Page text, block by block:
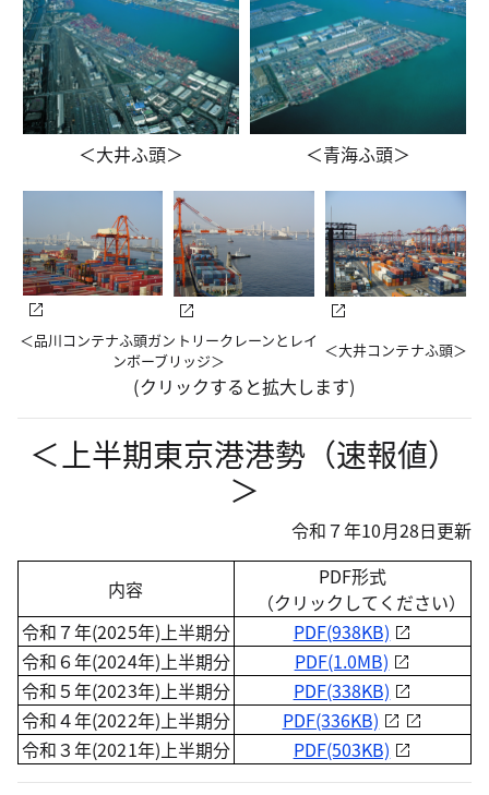
＜大井ふ頭＞ ＜青海ふ頭＞
＜品川コンテナふ頭ガントリークレーンとレイ
ンボーブリッジ＞
＜大井コンテナふ頭＞
(クリックすると拡大します)
＜上半期東京港港勢（速報値）
＞
令和７年10月28日更新
内容
PDF形式
（クリックしてください）
令和７年(2025年)上半期分
PDF(938KB)
令和６年(2024年)上半期分
PDF(1.0MB)
令和５年(2023年)上半期分
PDF(338KB)
令和４年(2022年)上半期分
PDF(336KB)
令和３年(2021年)上半期分
PDF(503KB)